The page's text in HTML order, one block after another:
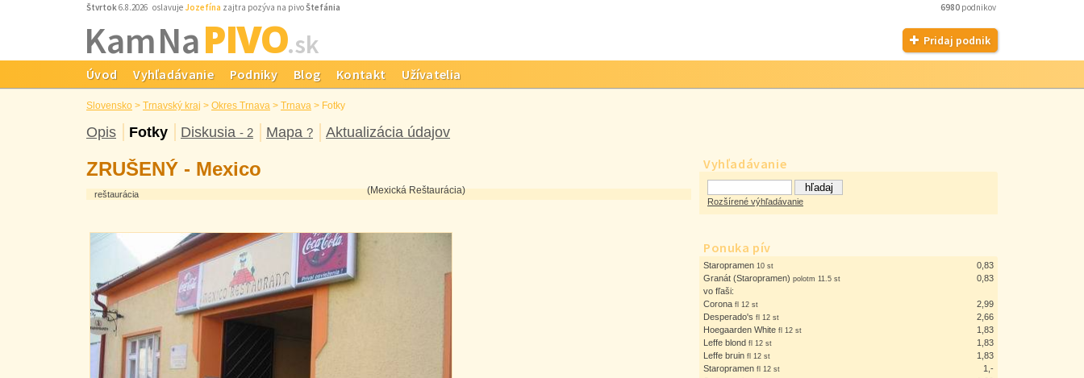
Štvrtok6.8.2026 oslavuje Jozefína zajtra pozýva na pivoŠtefánia 6980 podnikov
Kam NaPIVO.sk Pridaj podnik
Úvod Vyhľadávanie Podniky Blog Kontakt Užívatelia
Slovensko > Trnavský kraj > Okres Trnava > Trnava > Fotky
Opis Fotky Diskusia - 2 Mapa ?
Aktualizácia údajov
Vyhľadávanie
Rozšírené výhľadávanie
Ponuka pív
Staropramen 10 st
0,83
Granát (Staropramen) polotm 11.5 st
0,83
vo fľaši:
Corona fl 12 st
2,99
Desperado's fl 12 st
2,66
Hoegaarden White fl 12 st
1,83
Leffe blond fl 12 st
1,83
Leffe bruin fl 12 st
1,83
Staropramen fl 12 st
1,-
ZRUŠENÝ - Mexico
reštaurácia (Mexická Reštaurácia)